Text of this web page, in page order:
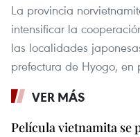
La provincia
intensificar la
las localidades
prefectura de Hyogo, en
VER MÁS
Película vietnamita se